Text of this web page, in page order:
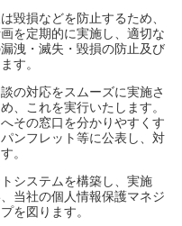
毀損などを防止するため、
を定期的に実施し、適切な
洩・滅失・毀損の防止及び
す。
の対応をスムーズに実施さ
、これを実行いたします。
その窓口を分かりやすくす
ンフレット等に公表し、対
。
システムを構築し、実施
当社の個人情報保護マネジ
を図ります。